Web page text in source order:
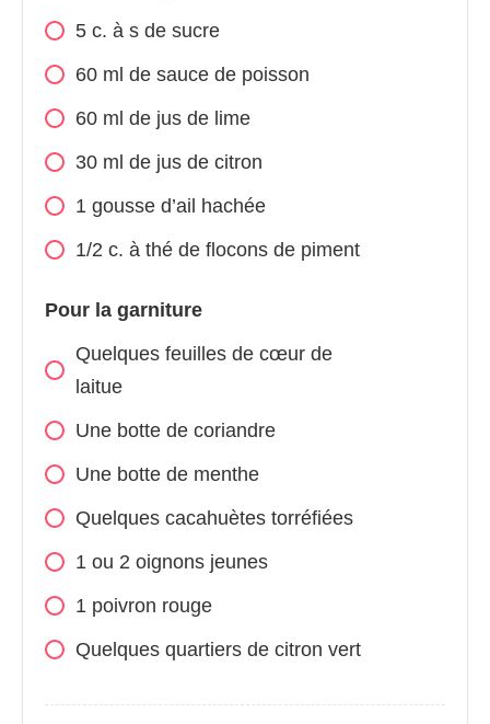
5 c. à s de sucre
60 ml de sauce de poisson
60 ml de jus de lime
30 ml de jus de citron
1 gousse d’ail hachée
1/2 c. à thé de flocons de piment
Pour la garniture
Quelques feuilles de cœur de
laitue
Une botte de coriandre
Une botte de menthe
Quelques cacahuètes torréfiées
1 ou 2 oignons jeunes
1 poivron rouge
Quelques quartiers de citron vert